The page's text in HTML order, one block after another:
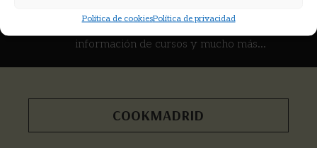
Política de cookiesPolítica de privacidad
Suscríbete a nuestro boletín >
información de cursos y mucho más...
COOKMADRID